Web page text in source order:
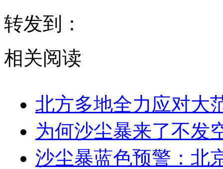
转发到：
相关阅读
北方多地全力应对大
为何沙尘暴来了不发
沙尘暴蓝色预警：北